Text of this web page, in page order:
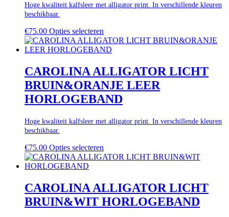
Hoge kwaliteit kalfsleer met alligator print. In verschillende kleuren
beschikbaar.
€75.00 Opties selecteren
CAROLINA ALLIGATOR LICHT
BRUIN&ORANJE LEER
HORLOGEBAND
Hoge kwaliteit kalfsleer met alligator print. In verschillende kleuren
beschikbaar.
€75.00 Opties selecteren
CAROLINA ALLIGATOR LICHT
BRUIN&WIT HORLOGEBAND